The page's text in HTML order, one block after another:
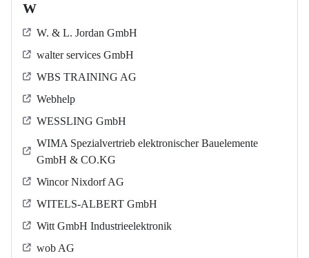
W
W. & L. Jordan GmbH
walter services GmbH
WBS TRAINING AG
Webhelp
WESSLING GmbH
WIMA Spezialvertrieb elektronischer Bauelemente
GmbH & CO.KG
Wincor Nixdorf AG
WITELS-ALBERT GmbH
Witt GmbH Industrieelektronik
wob AG